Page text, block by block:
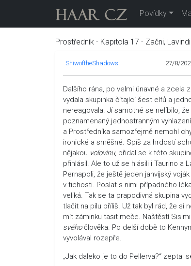
Povídky
Prostředník - Kapitola 17 - Začni,
ShiwoftheShadows 27/8/
Dalšího rána, po velmi únavné a
vydala skupinka čítající šest elfů a
nereagovala. Jí samotné se nelíbilo,
poznamenaný jednostranným
a Prostředníka samozřejmě nemohl
ironické a směšné. Spíš za hrdostí
nějakou volovinu, přidal se k této
přihlásil. Ale to už se hlásili i Taurino a
Pernapoli, že ještě jeden jahvijský
v tichosti. Poslat s nimi případného
veliká. Tak se ta prapodivná skupina
tlačit na pilu příliš. Už tak byl rád, že si
mít záminku tasit meče. Naštěstí
svéhočlověka. Po delší době to
vyvolával rozepře.
„Jak daleko je to do Pellerva?“ zeptal